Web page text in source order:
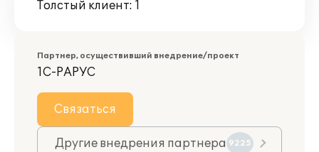
Толстый клиент: 1
Партнер, осуществивший внедрение/проект
1С-РАРУС
Связаться
Другие внедрения партнера 9225